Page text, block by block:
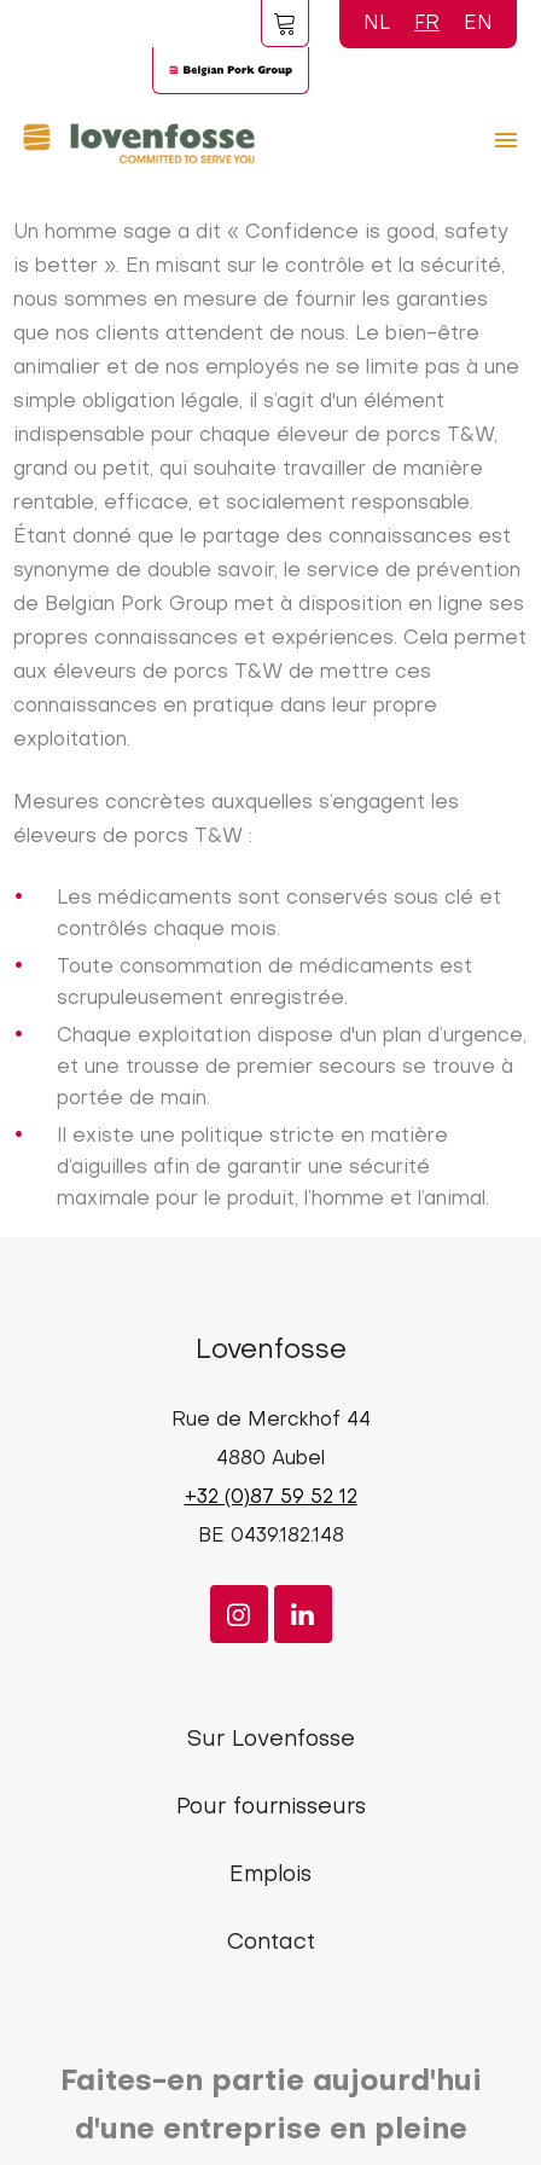
NL FR EN
Un homme sage a dit « Confidence is good, safety
is better ». En misant sur le contrôle et la sécurité,
nous sommes en mesure de fournir les garanties
que nos clients attendent de nous. Le bien-être
animalier et de nos employés ne se limite pas à une
simple obligation légale, il s’agit d'un élément
indispensable pour chaque éleveur de porcs T&W,
grand ou petit, qui souhaite travailler de manière
rentable, efficace, et socialement responsable.
Étant donné que le partage des connaissances est
synonyme de double savoir, le service de prévention
de Belgian Pork Group met à disposition en ligne ses
propres connaissances et expériences. Cela permet
aux éleveurs de porcs T&W de mettre ces
connaissances en pratique dans leur propre
exploitation.
Mesures concrètes auxquelles s’engagent les
éleveurs de porcs T&W :
Les médicaments sont conservés sous clé et
contrôlés chaque mois.
Toute consommation de médicaments est
scrupuleusement enregistrée.
Chaque exploitation dispose d'un plan d’urgence,
et une trousse de premier secours se trouve à
portée de main.
Il existe une politique stricte en matière
d’aiguilles afin de garantir une sécurité
maximale pour le produit, l’homme et l’animal.
Lovenfosse
Rue de Merckhof 44
4880 Aubel
+32 (0)87 59 52 12
BE 0439.182.148
Lovenfosse
menu
Sur Lovenfosse
Pour fournisseurs
Emplois
Contact
Faites-en partie aujourd'hui
d'une entreprise en pleine